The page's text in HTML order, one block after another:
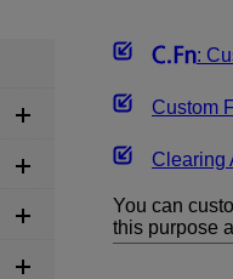
:
Custom
Clearing
You can
this purpose